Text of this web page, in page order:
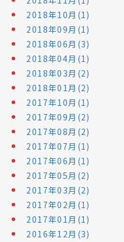
2018年10月(1)
2018年09月(1)
2018年06月(3)
2018年04月(1)
2018年03月(2)
2018年01月(2)
2017年10月(1)
2017年09月(2)
2017年08月(2)
2017年07月(1)
2017年06月(1)
2017年05月(2)
2017年03月(2)
2017年02月(1)
2017年01月(1)
2016年12月(3)